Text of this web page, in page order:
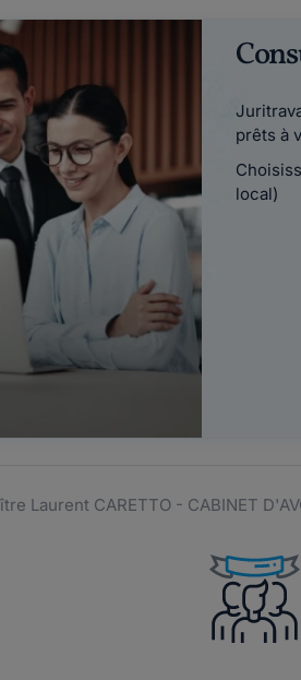
prêts à
local)
Laurent CARETTO - CABINET